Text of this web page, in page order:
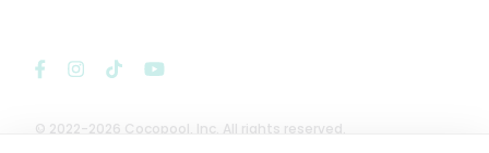
© 2022-2026 Cocopool, Inc. All rights reserved.